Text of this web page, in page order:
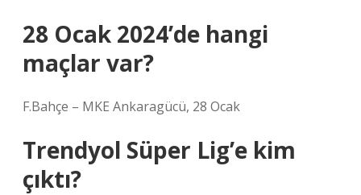
28 Ocak 2024’de hangi
maçlar var?
F.Bahçe – MKE Ankaragücü, 28 Ocak
Trendyol Süper Lig’e kim
çıktı?